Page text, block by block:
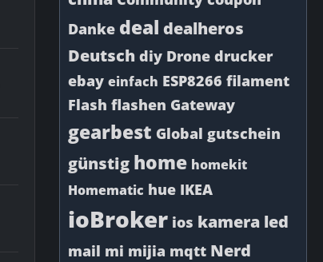
Danke deal dealheros
Deutsch diy Drone drucker
ebay einfach ESP8266 filament
Flash flashen Gateway
gearbest Global gutschein
günstig home homekit
Homematic hue IKEA
ioBroker ios kamera led
mail mi mijia mqtt Nerd